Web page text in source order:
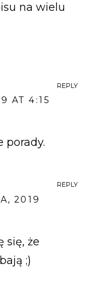
na wielu
AT 4:15
REPLY
porady.
2019
REPLY
się, że
;)